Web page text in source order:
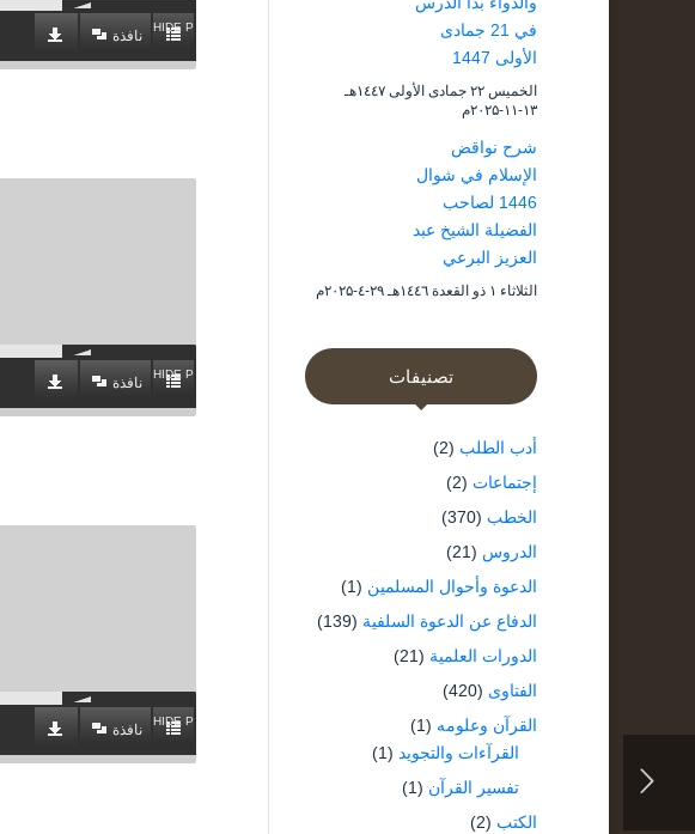
HIDE PLAYLIST
نافذة
HIDE PLAYLIST
نافذة
HIDE PLAYLIST
نافذة
في 21 جمادى
الأولى 1447
الخميس ۲۲ جمادى الأولى ۱٤٤۷هـ
۱۳-۱۱-۲۰۲۵م
شرح نواقض
الإسلام في شوال
1446 لصاحب
الفضيلة الشيخ عبد
العزيز البرعي
الثلاثاء ۱ ذو القعدة ۱٤٤٦هـ ۲۹-٤-۲۰۲۵م
تصنيفات
أدب الطلب (2)
إجتماعات (2)
الخطب (370)
الدروس (21)
الدعوة وأحوال المسلمين (1)
الدفاع عن الدعوة السلفية (139)
الدورات العلمية (21)
الفتاوى (420)
القرآن وعلومه (1)
القرآءات والتجويد (1)
تفسير القرآن (1)
الكتب (2)